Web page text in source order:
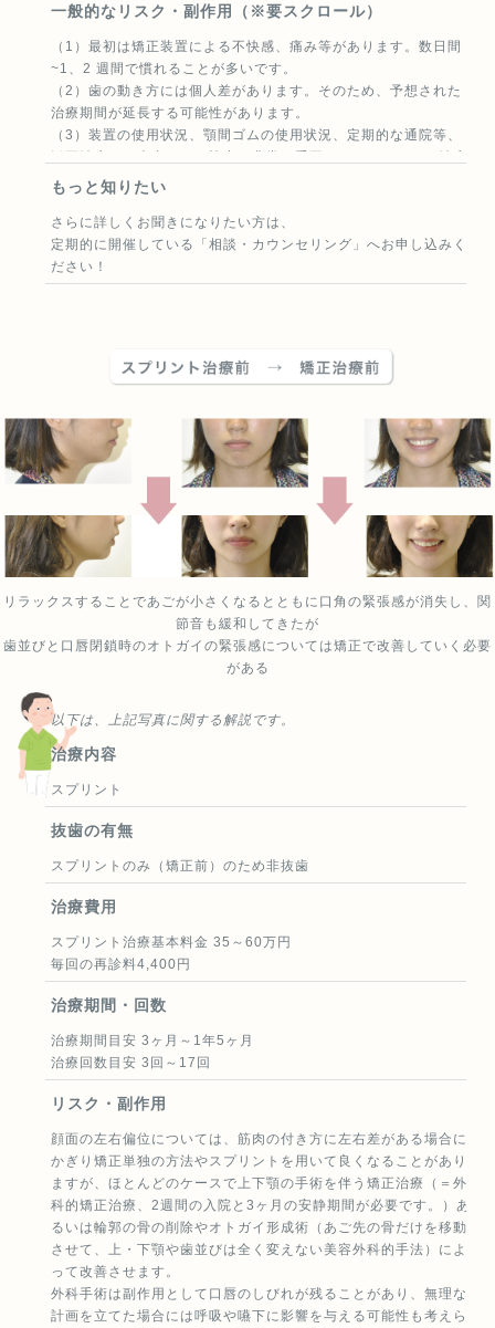
一般的なリスク・副作用（※要スクロール）
（1）最初は矯正装置による不快感、痛み等があります。数日間
~1、2 週間で慣れることが多いです。
（2）歯の動き方には個人差があります。そのため、予想された
治療期間が延長する可能性があります。
（3）装置の使用状況、顎間ゴムの使用状況、定期的な通院等、
結果や治療期間に影響します。
す。むし歯や歯周病のリスクが高まりますので、丁寧に磨いた
り、定期的なメンテナンスを受けたりすることが重要です。ま
た、歯が動くと隠れていたむし歯が見えるようになることもあり
（6）ごくまれに歯が骨と癒着していて歯が動かないことがあり
ことがあります。
（8）治療途中に金属等のアレルギー症状が出ることがありま
す。
（9）治療中に「顎関節で音が鳴る、あごが痛い、口が開けにく
い」などの顎関節症状が出ることがあります。
（10）様々な問題により、当初予定した治療計画を変更する可能
性があります。
（11）歯の形を修正したり、咬み合わせの微調整を行ったりする
可能性があります。
（12）矯正装置を誤飲する可能性があります。
（13）装置を外す時に、エナメル質に微小な亀裂が入る可能性
や、かぶせ物(補綴物)の一部が破損する可能性があります。
が生じる可能性が高くなります。
（15）装置が外れた後、現在の咬み合わせに合った状態のかぶせ
物(補綴物)やむし歯の治療(修復物)などをやりなおす可能性があ
（16）あごの成長発育によりかみ合わせや歯並びが変化する可能
性があります。
（17）治療後に親知らずが生えて、凸凹が生じる可能性がありま
す。加齢や歯周病等により歯を支えている骨がやせるとかみ合わ
せや歯並びが変化することがあります。その場合、再治療等が必
要になることがあります。
くなります。
スプリント（スタビライゼーションタイプ）のリスク及び副作用
効果には個人差があり、(1)めまい、(2)睡眠障害、(3)こわばり、
増加、(7)口渇、(8)唇の乾燥、(9)いびきの増加がリスクおよび副
作用として考えられます。
およびそれによる顔貌の変化が生じるとその改善には矯正治療や
外科的矯正治療が必要となります。
もっと知りたい
さらに詳しくお聞きになりたい方は、
定期的に開催している
「相談・カウンセリング」へお申し込みく
ださい！
リラックスすることであごが小さくなるとともに口角の緊張感が消失し、関
節音も緩和してきたが
歯並びと口唇閉鎖時のオトガイの緊張感については矯正で改善していく必要
がある
以下は、上記写真に関する解説です。
治療内容
スプリント
抜歯の有無
スプリントのみ（矯正前）のため非抜歯
治療費用
スプリント治療基本料金 35～60万円
毎回の再診料4,400円
治療期間・回数
治療期間目安 3ヶ月～1年5ヶ月
治療回数目安 3回～17回
リスク・副作用
顔面の左右偏位については、筋肉の付き方に左右差がある場合に
かぎり矯正単独の方法やスプリントを用いて良くなることがあり
ますが、ほとんどのケースで上下顎の手術を伴う矯正治療（＝外
科的矯正治療、2週間の入院と3ヶ月の安静期間が必要です。）あ
るいは輪郭の骨の削除やオトガイ形成術（あご先の骨だけを移動
させて、上・下顎や歯並びは全く変えない美容外科的手法）によ
って改善させます。
外科手術は副作用として口唇のしびれが残ることがあり、無理な
計画を立てた場合には呼吸や嚥下に影響を与える可能性も考えら